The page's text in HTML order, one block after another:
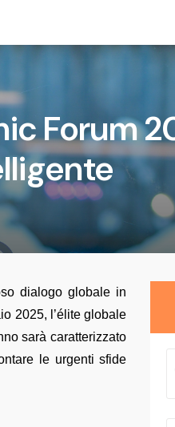
Forum
dialogo globale in
2025, l’élite globale
sarà caratterizzato
le urgenti sfide